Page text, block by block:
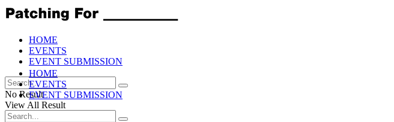
HOME
EVENTS
EVENT SUBMISSION
No Result
View All Result
HOME
EVENTS
EVENT SUBMISSION